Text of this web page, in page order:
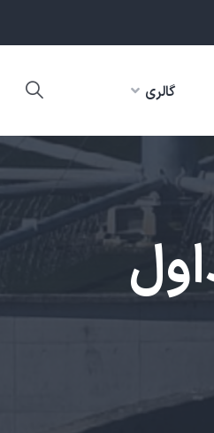
گالری